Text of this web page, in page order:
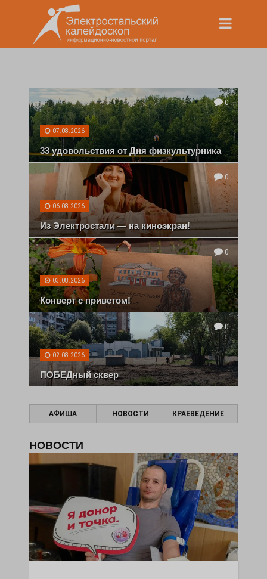
0
07.08.2026
33 удовольствия от Дня физкультурника
0
06.08.2026
Из Электростали — на киноэкран!
0
03.08.2026
Конверт с приветом!
0
02.08.2026
ПОБЕДный сквер
АФИША НОВОСТИ КРАЕВЕДЕНИЕ
НОВОСТИ